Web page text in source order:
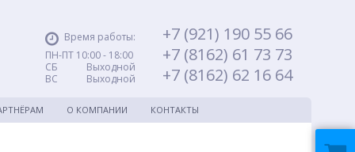
Время работы:
ПН-ПТ 10:00 - 18:00
СБ Выходной
ВС Выходной
+7 (921) 190 55 66
+7 (8162) 61 73 73
+7 (8162) 62 16 64
О КОМПАНИИ КОНТАКТЫ